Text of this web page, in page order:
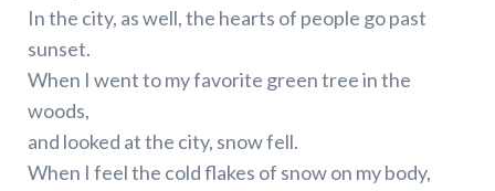
In the city, as well, the hearts of people go past
sunset.
When I went to my favorite green tree in the
woods,
and looked at the city, snow fell.
When I feel the cold flakes of snow on my body,